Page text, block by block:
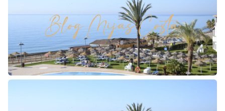
Blog Mijas Costa